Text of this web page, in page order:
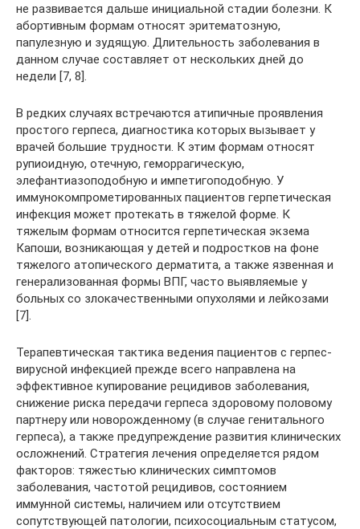
не развивается дальше инициальной стадии болезни. К
абортивным формам относят эритематозную,
папулезную и зудящую. Длительность заболевания в
данном случае составляет от нескольких дней до
недели [7, 8].
В редких случаях встречаются атипичные проявления
простого герпеса, диагностика которых вызывает у
врачей большие трудности. К этим формам относят
рупиоидную, отечную, геморрагическую,
элефантиазоподобную и импетигоподобную. У
иммунокомпрометированных пациентов герпетическая
инфекция может протекать в тяжелой форме. К
тяжелым формам относится герпетическая экзема
Капоши, возникающая у детей и подростков на фоне
тяжелого атопического дерматита, а также язвенная и
генерализованная формы ВПГ, часто выявляемые у
больных со злокачественными опухолями и лейкозами
[7].
Терапевтическая тактика ведения пациентов с герпес-
вирусной инфекцией прежде всего направлена на
эффективное купирование рецидивов заболевания,
снижение риска передачи герпеса здоровому половому
партнеру или новорожденному (в случае генитального
герпеса), а также предупреждение развития клинических
осложнений. Стратегия лечения определяется рядом
факторов: тяжестью клинических симптомов
заболевания, частотой рецидивов, состоянием
иммунной системы, наличием или отсутствием
сопутствующей патологии, психосоциальным статусом,